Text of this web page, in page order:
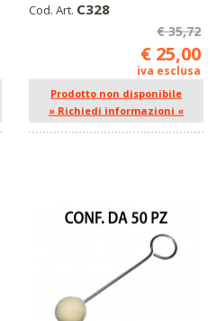
Cod. Art. C328
€ 35,72
€ 25,00
iva esclusa
Prodotto non disponibile
» Richiedi informazioni «